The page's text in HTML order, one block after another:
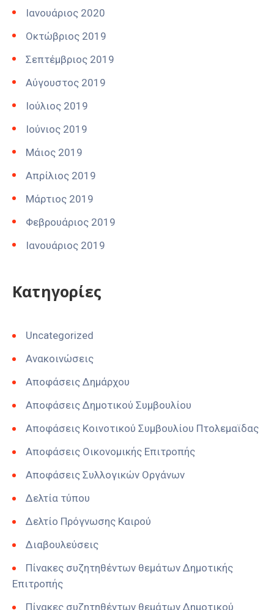
Ιανουάριος 2020
Οκτώβριος 2019
Σεπτέμβριος 2019
Αύγουστος 2019
Ιούλιος 2019
Ιούνιος 2019
Μάιος 2019
Απρίλιος 2019
Μάρτιος 2019
Φεβρουάριος 2019
Ιανουάριος 2019
Kατηγορίες
Uncategorized
Ανακοινώσεις
Αποφάσεις Δημάρχου
Αποφάσεις Δημοτικού Συμβουλίου
Αποφάσεις Κοινοτικού Συμβουλίου Πτολεμαϊδας
Αποφάσεις Οικονομικής Επιτροπής
Αποφάσεις Συλλογικών Οργάνων
Δελτία τύπου
Δελτίο Πρόγνωσης Καιρού
Διαβουλεύσεις
Πίνακες συζητηθέντων θεμάτων Δημοτικής
Επιτροπής
Πίνακες συζητηθέντων θεμάτων Δημοτικού